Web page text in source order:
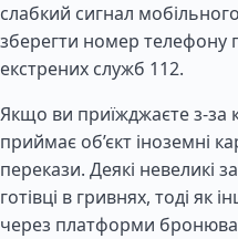
слабкий сигнал
зберегти номер телефону
екстрених служб 112.
Якщо ви приїжджаєте з-за
приймає об’єкт іноземні
перекази. Деякі невеликі
готівці в гривнях, тоді
через платформи